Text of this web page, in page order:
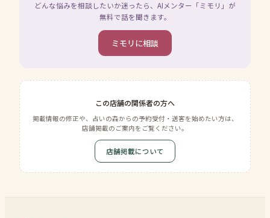
どんな悩みを相談したいか迷ったら、AIメンター「ミモリ」が
無料で話を聞きます。
ミモリに相談
この店舗の関係者の方へ
掲載情報の修正や、占いの森からの予約受付・送客を始めたい方は、
店舗掲載のご案内をご覧ください。
店舗掲載について